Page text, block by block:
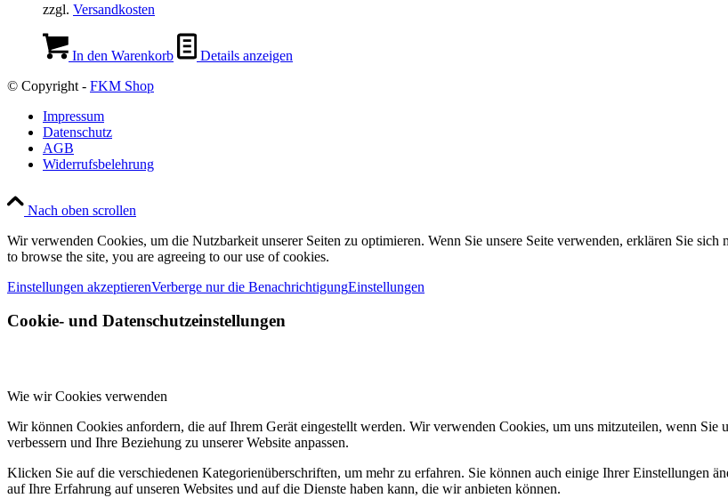
zzgl. Versandkosten
In den Warenkorb
Details anzeigen
© Copyright - FKM Shop
Impressum
Datenschutz
AGB
Widerrufsbelehrung
Nach oben scrollen
Wir verwenden Cookies, um die Nutzbarkeit unserer Seiten zu optimieren. Wenn Sie unsere Seite verwenden, erklären Sie
to browse the site, you are agreeing to our use of cookies.
Einstellungen akzeptierenVerberge nur die BenachrichtigungEinstellungen
Cookie- und Datenschutzeinstellungen
Wie wir Cookies verwenden
Wir können Cookies anfordern, die auf Ihrem Gerät eingestellt werden. Wir verwenden Cookies, um uns mitzuteilen, wenn Sie
verbessern und Ihre Beziehung zu unserer Website anpassen.
Klicken Sie auf die verschiedenen Kategorienüberschriften, um mehr zu erfahren. Sie können auch einige Ihrer Einstellungen
auf Ihre Erfahrung auf unseren Websites und auf die Dienste haben kann, die wir anbieten können.